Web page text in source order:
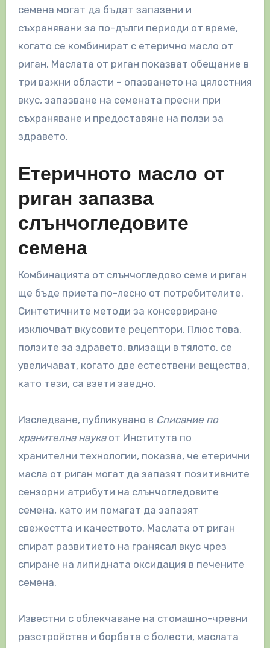
семена могат да бъдат запазени и
съхранявани за по-дълги периоди от време,
когато се комбинират с етерично масло от
риган. Маслата от риган показват обещание в
три важни области – опазването на цялостния
вкус, запазване на семената пресни при
съхраняване и предоставяне на ползи за
здравето.
Етеричното масло от
риган запазва
слънчогледовите
семена
Комбинацията от слънчогледово семе и риган
ще бъде приета по-лесно от потребителите.
Синтетичните методи за консервиране
изключват вкусовите рецептори. Плюс това,
ползите за здравето, влизащи в тялото, се
увеличават, когато две естествени вещества,
като тези, са взети заедно.
Изследване, публикувано в Списание по
хранителна наукаот Института по
хранителни технологии, показва, че етерични
масла от риган могат да запазят позитивните
сензорни атрибути на слънчогледовите
семена, като им помагат да запазят
свежестта и качеството. Маслата от риган
спират развитието на гранясал вкус чрез
спиране на липидната оксидация в печените
семена.
Известни с облекчаване на стомашно-чревни
разстройства и борбата с болести, маслата